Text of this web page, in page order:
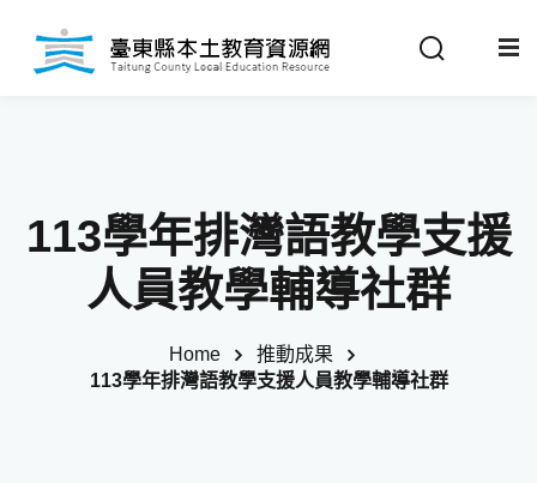
新消息
113學年排灣語教學支援
人員教學輔導社群
Home
推動成果
113學年排灣語教學支援人員教學輔導社群
Sign in Sign up